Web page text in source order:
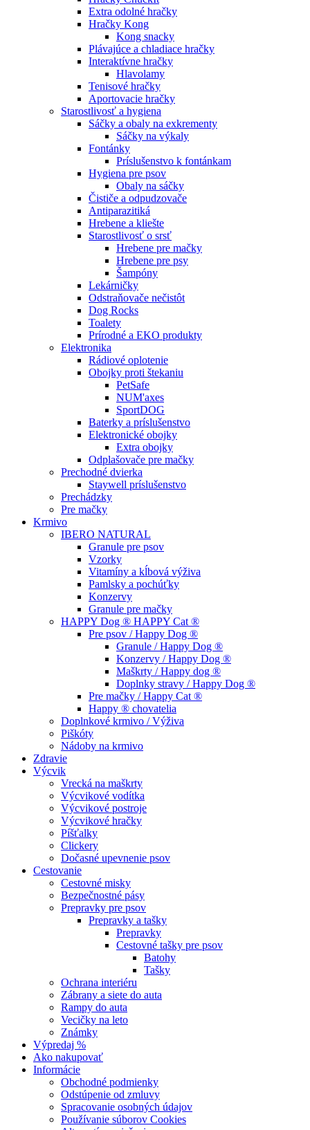
Extra odolné hračky
Hračky Kong
Kong snacky
Plávajúce a chladiace hračky
Interaktívne hračky
Hlavolamy
Tenisové hračky
Aportovacie hračky
Starostlivosť a hygiena
Sáčky a obaly na exkrementy
Sáčky na výkaly
Fontánky
Príslušenstvo k fontánkam
Hygiena pre psov
Obaly na sáčky
Čističe a odpudzovače
Antiparazitiká
Hrebene a kliešte
Starostlivosť o srsť
Hrebene pre mačky
Hrebene pre psy
Šampóny
Lekárničky
Odstraňovače nečistôt
Dog Rocks
Toalety
Prírodné a EKO produkty
Elektronika
Rádiové oplotenie
Obojky proti štekaniu
PetSafe
NUM'axes
SportDOG
Baterky a príslušenstvo
Elektronické obojky
Extra obojky
Odplašovače pre mačky
Prechodné dvierka
Staywell príslušenstvo
Prechádzky
Pre mačky
Krmivo
IBERO NATURAL
Granule pre psov
Vzorky
Vitamíny a kĺbová výživa
Pamlsky a pochúťky
Konzervy
Granule pre mačky
HAPPY Dog ® HAPPY Cat ®
Pre psov / Happy Dog ®
Granule / Happy Dog ®
Konzervy / Happy Dog ®
Maškrty / Happy dog ®
Doplnky stravy / Happy Dog ®
Pre mačky / Happy Cat ®
Happy ® chovatelia
Doplnkové krmivo / Výživa
Piškóty
Nádoby na krmivo
Zdravie
Výcvik
Vrecká na maškrty
Výcvikové vodítka
Výcvikové postroje
Výcvikové hračky
Píšťalky
Clickery
Dočasné upevnenie psov
Cestovanie
Cestovné misky
Bezpečnostné pásy
Prepravky pre psov
Prepravky a tašky
Prepravky
Cestovné tašky pre psov
Batohy
Tašky
Ochrana interiéru
Zábrany a siete do auta
Rampy do auta
Vecičky na leto
Známky
Výpredaj %
Ako nakupovať
Informácie
Obchodné podmienky
Odstúpenie od zmluvy
Spracovanie osobných údajov
Používanie súborov Cookies